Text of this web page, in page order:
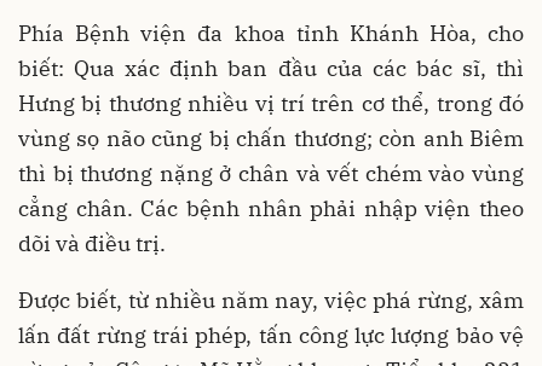
Phía Bệnh viện đa khoa tỉnh Khánh Hòa, cho
biết: Qua xác định ban đầu của các bác sĩ, thì
Hưng bị thương nhiều vị trí trên cơ thể, trong đó
vùng sọ não cũng bị chấn thương; còn anh Biêm
thì bị thương nặng ở chân và vết chém vào vùng
cẳng chân. Các bệnh nhân phải nhập viện theo
dõi và điều trị.
Được biết, từ nhiều năm nay, việc phá rừng, xâm
lấn đất rừng trái phép, tấn công lực lượng bảo vệ